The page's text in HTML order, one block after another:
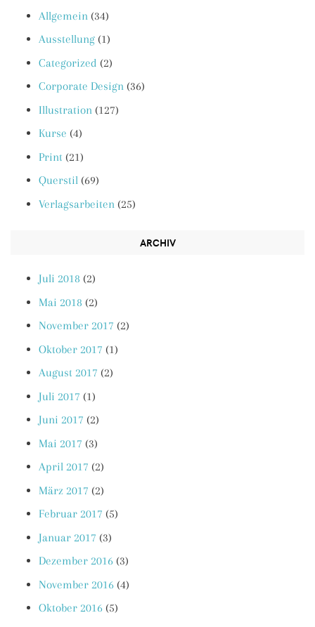
Allgemein (34)
Ausstellung (1)
Categorized (2)
Corporate Design (36)
Illustration (127)
Kurse (4)
Print (21)
Querstil (69)
Verlagsarbeiten (25)
ARCHIV
Juli 2018 (2)
Mai 2018 (2)
November 2017 (2)
Oktober 2017 (1)
August 2017 (2)
Juli 2017 (1)
Juni 2017 (2)
Mai 2017 (3)
April 2017 (2)
März 2017 (2)
Februar 2017 (5)
Januar 2017 (3)
Dezember 2016 (3)
November 2016 (4)
Oktober 2016 (5)